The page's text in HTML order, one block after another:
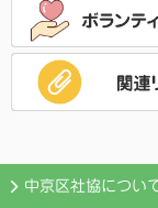
中京区社協につい